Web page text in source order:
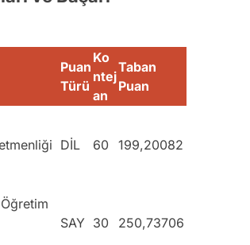
Puan
Türü
Ko
ntej
an
Taban
Puan
DİL 60 199,20082
SAY 30 250,73706